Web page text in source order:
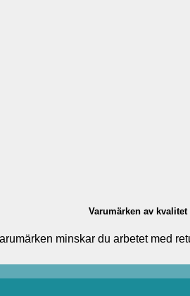
Varumärken av kvalitet
minskar du arbetet med